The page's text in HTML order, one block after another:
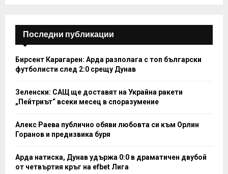
H
Последни публикации
Бирсент Карагарен: Арда разполага с топ български
футболисти след 2:0 срещу Дунав
Зеленски: САЩ ще доставят на Украйна ракети
„Пейтриът“ всеки месец в споразумение
Алекс Раева публично обяви любовта си към Орлин
Горанов и предизвика буря
Арда натиска, Дунав удържа 0:0 в драматичен двубой
от четвъртия кръг на efbet Лига